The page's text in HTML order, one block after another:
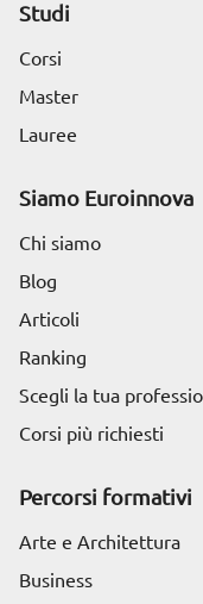
Studi
Corsi
Master
Lauree
Siamo Euroinnova
Chi siamo
Blog
Articoli
Ranking
Scegli la tua
Corsi più richiesti
Percorsi formativi
Arte e Architettura
Business